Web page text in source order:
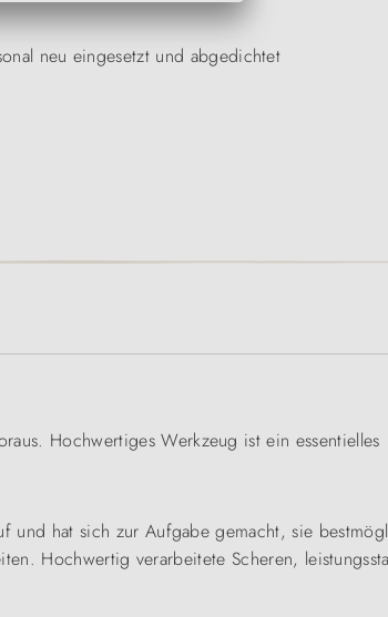
neu eingesetzt und abgedichtet
Hochwertiges Werkzeug ist ein essentielles
und hat sich zur Aufgabe gemacht, sie
Hochwertig verarbeitete Scheren,